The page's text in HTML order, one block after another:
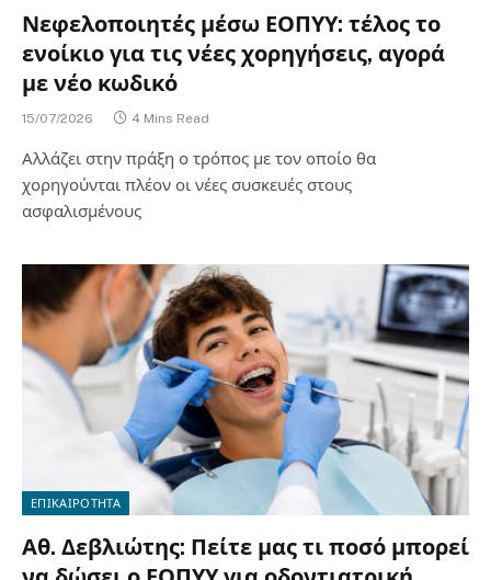
Νεφελοποιητές μέσω ΕΟΠΥΥ: τέλος το
ενοίκιο για τις νέες χορηγήσεις, αγορά
με νέο κωδικό
15/07/2026 4 Mins Read
Αλλάζει στην πράξη ο τρόπος με τον οποίο θα
χορηγούνται πλέον οι νέες συσκευές στους
ασφαλισμένους
ΕΠΙΚΑΙΡΟΤΗΤΑ
Αθ. Δεβλιώτης: Πείτε μας τι ποσό μπορεί